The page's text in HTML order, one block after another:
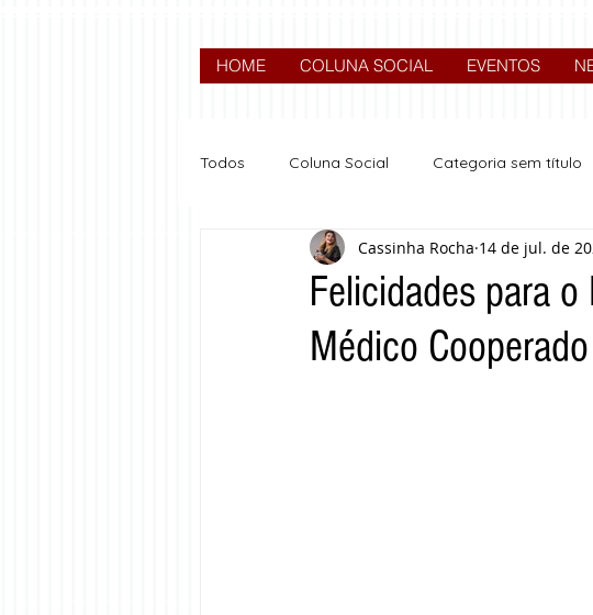
HOME COLUNA SOCIAL EVENTOS
Todos Coluna Social Categoria sem título
Nova categoria Expocrato
Felicidades para
Médico
Cassinha Rocha 14 de jul. de